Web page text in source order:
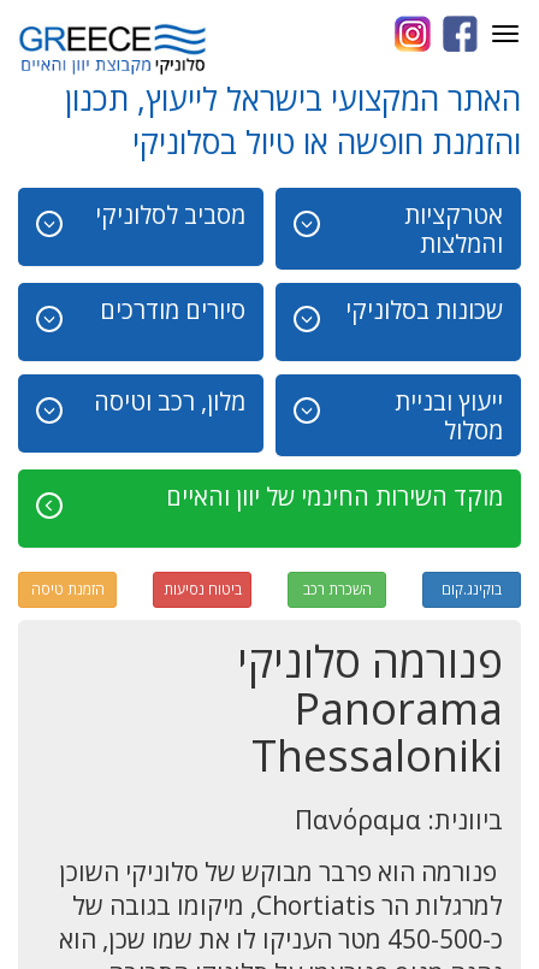
Toggle
navigation
האתר המקצועי בישראל לייעוץ, תכנון
והזמנת חופשה או טיול בסלוניקי
אטרקציות
והמלצות
מסביב לסלוניקי
שכונות בסלוניקי סיורים מודרכים
ייעוץ ובניית
מסלול
מלון, רכב וטיסה
מוקד השירות החינמי של יוון והאיים
בוקינג.קום השכרת רכב ביטוח נסיעות הזמנת טיסה
פנורמה סלוניקי
Panorama
Thessaloniki
ביוונית: Πανόραμα
פנורמה הוא פרבר מבוקש של סלוניקי השוכן
למרגלות הר Chortiatis, מיקומו בגובה של
כ-450-500 מטר העניקו לו את שמו שכן, הוא